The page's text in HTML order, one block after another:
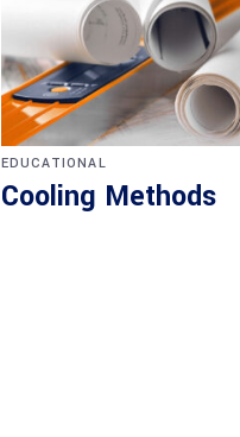
EDUCATIONAL
Cooling Methods